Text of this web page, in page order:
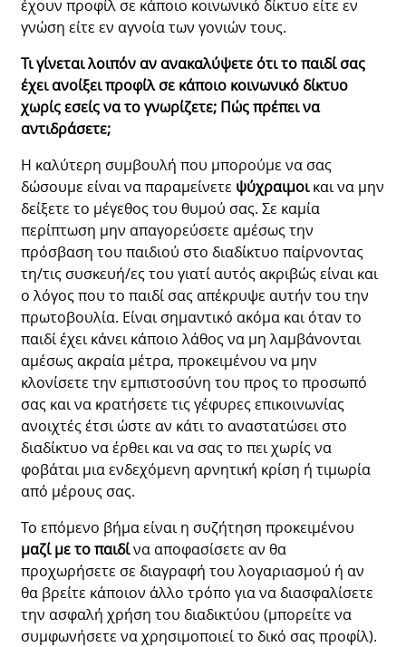
έχουν προφίλ σε κάποιο κοινωνικό δίκτυο είτε εν
γνώση είτε εν αγνοία των γονιών τους.
Τι γίνεται λοιπόν αν ανακαλύψετε ότι το παιδί σας
έχει ανοίξει προφίλ σε κάποιο κοινωνικό δίκτυο
χωρίς εσείς να το γνωρίζετε; Πώς πρέπει να
αντιδράσετε;
Η καλύτερη συμβουλή που μπορούμε να σας
δώσουμε είναι να παραμείνετε ψύχραιμοικαι να μην
δείξετε το μέγεθος του θυμού σας. Σε καμία
περίπτωση μην απαγορεύσετε αμέσως την
πρόσβαση του παιδιού στο διαδίκτυο παίρνοντας
τη/τις συσκευή/ες του γιατί αυτός ακριβώς είναι και
ο λόγος που το παιδί σας απέκρυψε αυτήν του την
πρωτοβουλία. Είναι σημαντικό ακόμα και όταν το
παιδί έχει κάνει κάποιο λάθος να μη λαμβάνονται
αμέσως ακραία μέτρα, προκειμένου να μην
κλονίσετε την εμπιστοσύνη του προς το προσωπό
σας και να κρατήσετε τις γέφυρες επικοινωνίας
ανοιχτές έτσι ώστε αν κάτι το αναστατώσει στο
διαδίκτυο να έρθει και να σας το πει χωρίς να
φοβάται μια ενδεχόμενη αρνητική κρίση ή τιμωρία
από μέρους σας.
Το επόμενο βήμα είναι η συζήτηση προκειμένου
μαζί με το παιδίνα αποφασίσετε αν θα
προχωρήσετε σε διαγραφή του λογαριασμού ή αν
θα βρείτε κάποιον άλλο τρόπο για να διασφαλίσετε
την ασφαλή χρήση του διαδικτύου (μπορείτε να
συμφωνήσετε να χρησιμοποιεί το δικό σας προφίλ).